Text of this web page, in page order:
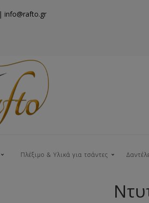
| info@rafto.gr
Πλέξιμο & Υλικά για τσάντες